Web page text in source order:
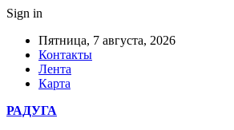
Sign in
Пятница, 7 августа, 2026
Контакты
Лента
Карта
РАДУГА